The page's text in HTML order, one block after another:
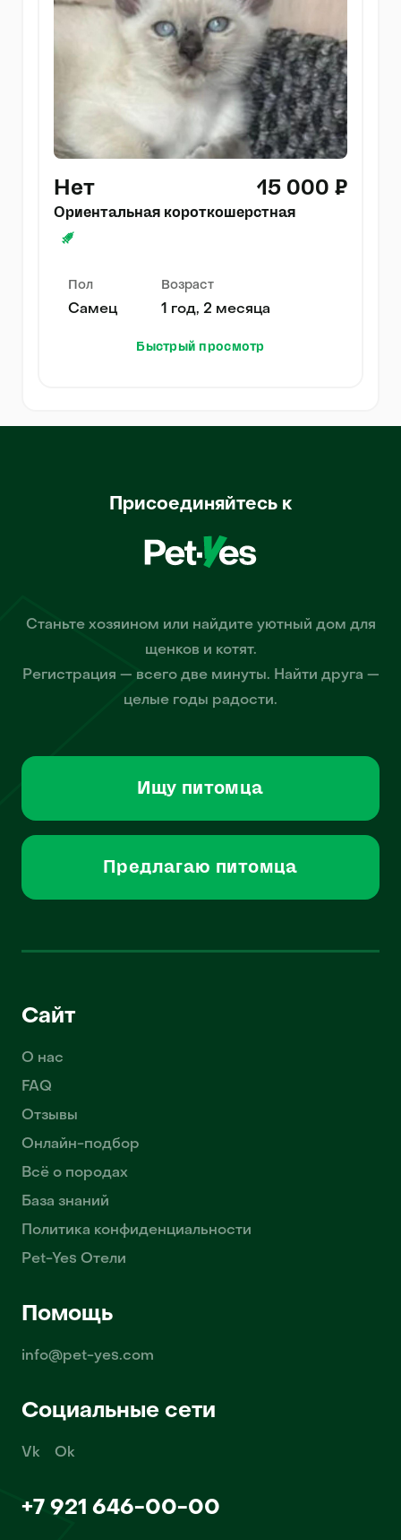
Нет 15 000 ₽
Ориентальная короткошерстная
Пол
Самец
Возраст
1 год, 2 месяца
Быстрый просмотр
Присоединяйтесь к
Станьте хозяином или найдите уютный дом для
щенков и котят.
Регистрация — всего две минуты. Найти друга —
целые годы радости.
Ищу питомца
Предлагаю питомца
Сайт
О нас
FAQ
Отзывы
Онлайн-подбор
Всё о породах
База знаний
Политика конфиденциальности
Pet-Yes Отели
Помощь
info@pet-yes.com
Социальные сети
Vk Ok
+7 921 646-00-00